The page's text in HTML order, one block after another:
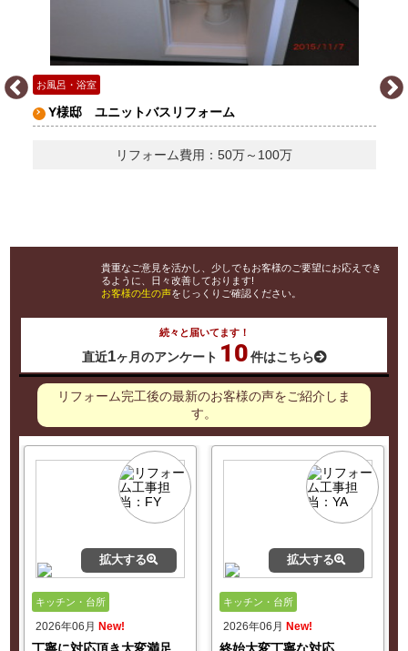
お風呂・浴室
Y様邸 ユニットバスリフォーム
リフォーム費用：50万～100万
貴重なご意見を活かし、少しでもお客様のご要望にお応えでき
るように、日々改善しております!
お客様の生の声をじっくりご確認ください。
続々と届いてます！
直近1ヶ月のアンケート 10件はこちら
リフォーム完工後の最新のお客様の声をご紹介しま
す。
拡大する
キッチン・台所
2026年06月 New!
拡大する
キッチン・台所
2026年06月 New!